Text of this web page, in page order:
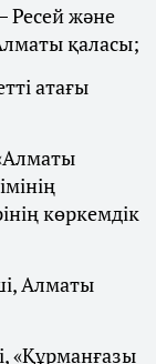
Ресей және
қаласы;
атағы
көркемдік
Алматы
«Құрманғазы